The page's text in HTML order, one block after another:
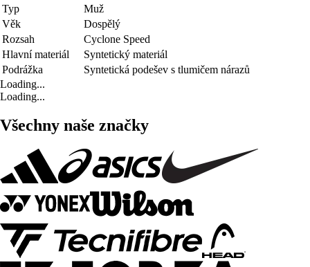
Typ
Muž
Věk
Dospělý
Rozsah
Cyclone Speed
Hlavní materiál
Syntetický materiál
Podrážka
Syntetická podešev s tlumičem nárazů
Loading...
Loading...
Všechny naše značky